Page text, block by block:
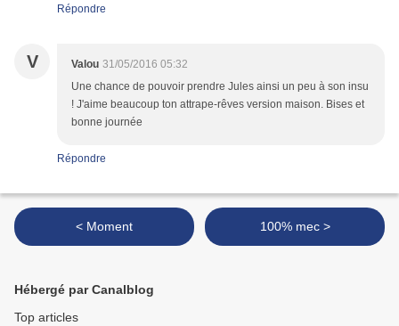
Répondre
V Valou 31/05/2016 05:32
Une chance de pouvoir prendre Jules ainsi un peu à son insu
! J'aime beaucoup ton attrape-rêves version maison. Bises et
bonne journée
Répondre
< Moment 100% mec >
Hébergé par Canalblog
Top articles